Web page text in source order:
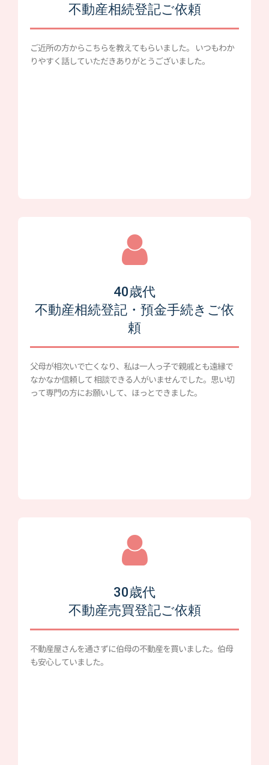
不動産相続登記ご依頼
ご近所の方からこちらを教えてもらいました。 いつもわか
りやすく話していただきありがとうございました。
40歳代
不動産相続登記・預金手続きご依
頼
父母が相次いで亡くなり、私は一人っ子で親戚とも遠縁で
なかなか信頼して 相談できる人がいませんでした。思い切
って専門の方にお願いして、ほっとできました。
30歳代
不動産売買登記ご依頼
不動産屋さんを通さずに伯母の不動産を買いました。伯母
も安心していました。